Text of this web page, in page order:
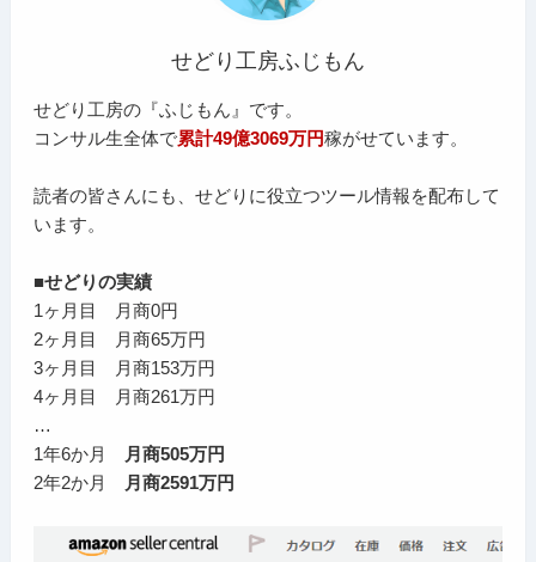
せどり工房ふじもん
せどり工房の『ふじもん』です。
コンサル生全体で累計49億3069万円稼がせています。
読者の皆さんにも、せどりに役立つツール情報を配布して
います。
■せどりの実績
1ヶ月目 月商0円
2ヶ月目 月商65万円
3ヶ月目 月商153万円
4ヶ月目 月商261万円
…
1年6か月
月商505万円
2年2か月
月商2591万円